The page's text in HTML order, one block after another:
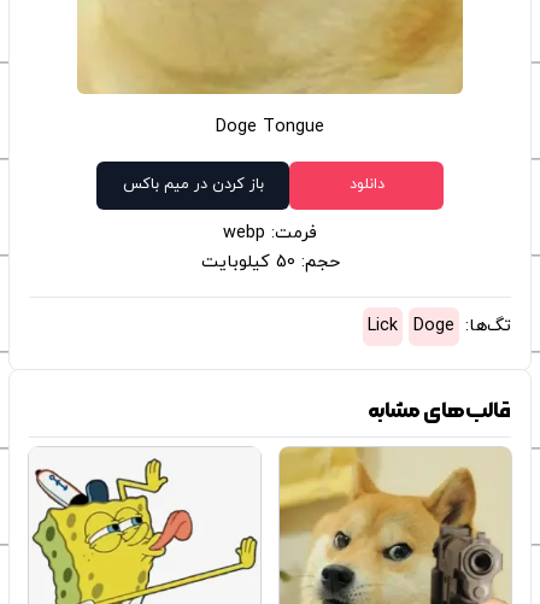
Doge Tongue
دانلود باز کردن در میم باکس
فرمت: webp
حجم: 50 کیلوبایت
تگ‌ها: Doge
Lick
قالب‌های مشابه